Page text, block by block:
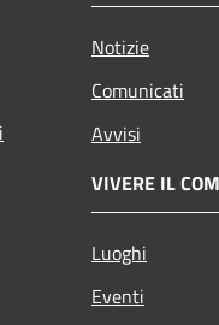
Notizie
Comunicati
Avvisi
VIVERE IL
Luoghi
Eventi